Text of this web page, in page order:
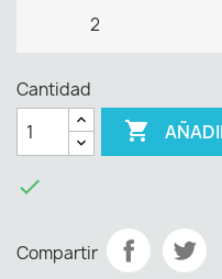
2
Cantidad


Compartir